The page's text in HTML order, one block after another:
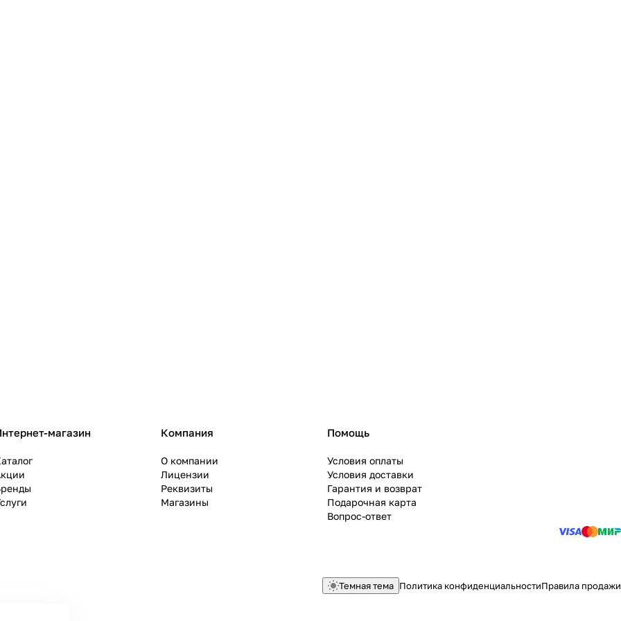
магазин Компания
О компании
Лицензии
Реквизиты
Магазины
Помощь
Условия оплаты
Условия доставки
Гарантия и возврат
Подарочная карта
Вопрос-ответ
Темная тема Политика конфиденциальностиПравила продажи